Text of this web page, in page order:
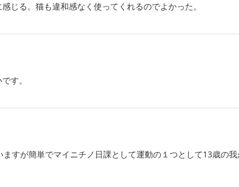
じる。猫も違和感なく使ってくれるのでよかった。
す。
すが簡単でマイニチノ日課として運動の１つとして13歳の